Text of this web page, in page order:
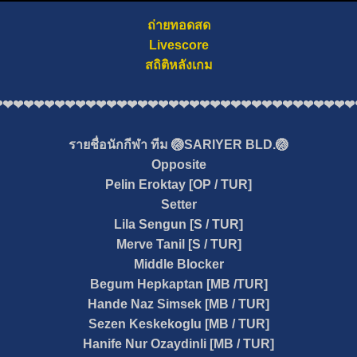
ถ่ายทอดสด
Livescore
สถิติหลังเกม
รายชื่อนักกีฬา ทีม 🏐SARIYER BLD.🏐
Opposite
Pelin Eroktay [OP / TUR]
Setter
Lila Sengun [S / TUR]
Merve Tanil [S / TUR]
Middle Blocker
Begum Hepkaptan [MB /TUR]
Hande Naz Simsek [MB / TUR]
Sezen Keskekoglu [MB / TUR]
Hanife Nur Ozaydinli [MB / TUR]